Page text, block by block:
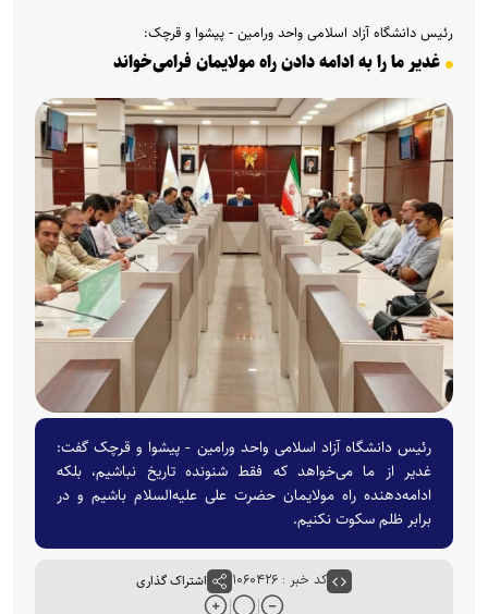
رئیس دانشگاه آزاد اسلامی واحد ورامین ‑ پیشوا و قرچک:
غدیر ما را به ادامه دادن راه مولایمان فرامی‌خواند
رئیس دانشگاه آزاد اسلامی واحد ورامین ‑ پیشوا و قرچک گفت:
غدیر از ما می‌خواهد که فقط شنونده تاریخ نباشیم، بلکه
ادامه‌دهنده راه مولایمان حضرت علی علیه‌السلام باشیم و در
برابر ظلم سکوت نکنیم.
کد خبر : ۱۰۶۰۴۲۶ اشتراک گذاری